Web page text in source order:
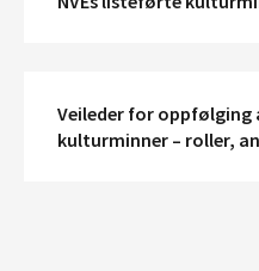
Veileder for oppfølging
kulturminner – roller,